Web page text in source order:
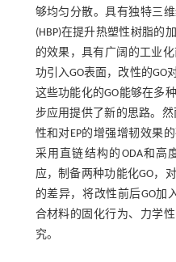
够均匀分散。具有独特三
(HBP)在提升热塑性树脂的
的效果，具有广阔的工业
功引入GO表面，改性的GO
这些功能化的GO能够在多
步应用提供了新的思路。
性和对EP的增强增韧效果
采用直链结构的ODA和高
应，制备两种功能化GO，
的差异，将改性前后GO加
合材料的固化行为、力学
究。